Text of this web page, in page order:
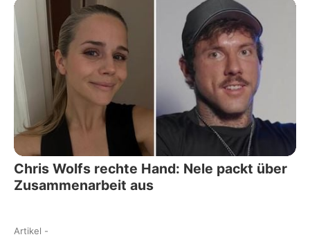
Chris Wolfs rechte Hand: Nele packt über
Zusammenarbeit aus
Artikel -